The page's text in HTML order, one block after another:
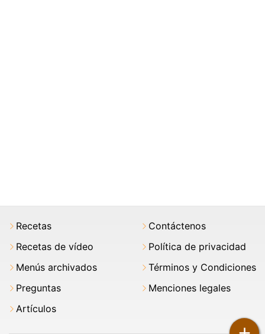
Recetas
Recetas de vídeo
Menús archivados
Preguntas
Artículos
Contáctenos
Política de privacidad
Términos y Condiciones
Menciones legales